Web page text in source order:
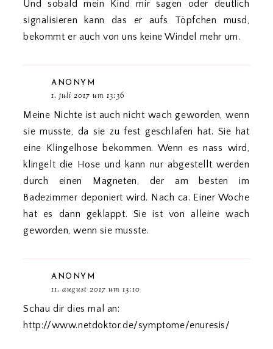
Und sobald mein Kind mir sagen oder deutlich
signalisieren kann das er aufs Töpfchen musd,
bekommt er auch von uns keine Windel mehr um.
ANONYM
1. juli 2017 um 13:36
Meine Nichte ist auch nicht wach geworden, wenn
sie musste, da sie zu fest geschlafen hat. Sie hat
eine Klingelhose bekommen. Wenn es nass wird,
klingelt die Hose und kann nur abgestellt werden
durch einen Magneten, der am besten im
Badezimmer deponiert wird. Nach ca. Einer Woche
hat es dann geklappt. Sie ist von alleine wach
geworden, wenn sie musste.
ANONYM
11. august 2017 um 13:10
Schau dir dies mal an:
http://www.netdoktor.de/symptome/enuresis/